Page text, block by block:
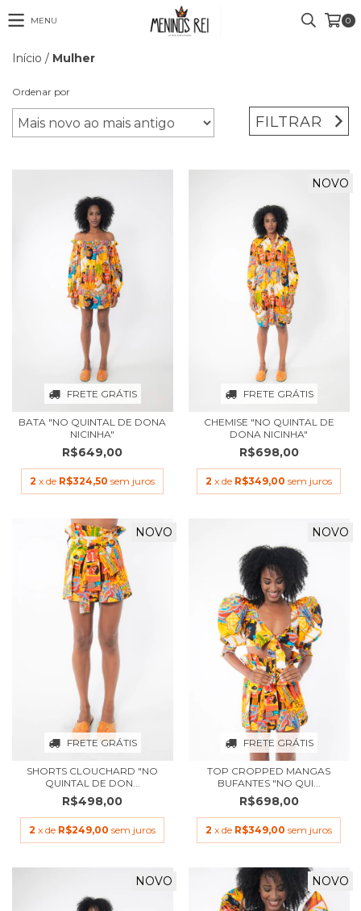
MENU 0
Início / Mulher
Ordenar por
FILTRAR
FRETE GRÁTIS
BATA "NO QUINTAL DE DONA
NICINHA"
R$649,00
2 x de R$324,50 sem juros
FRETE GRÁTIS
NOVO
CHEMISE "NO QUINTAL DE
DONA NICINHA"
R$698,00
2 x de R$349,00 sem juros
FRETE GRÁTIS
NOVO
SHORTS CLOUCHARD "NO
QUINTAL DE DON...
R$498,00
2 x de R$249,00 sem juros
FRETE GRÁTIS
NOVO
TOP CROPPED MANGAS
BUFANTES "NO QUI...
R$698,00
2 x de R$349,00 sem juros
NOVO NOVO